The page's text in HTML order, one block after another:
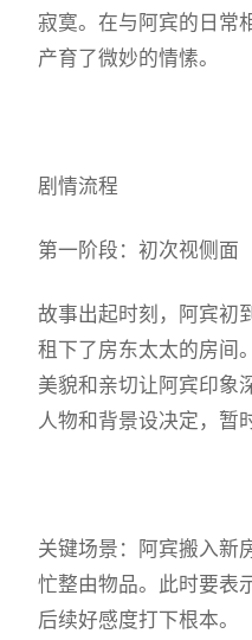
寂寞。在与阿宾的日常
产育了微妙的情愫。
剧情流程
第一阶段：初次视侧面
故事出起时刻，阿宾初
租下了房东太太的房间
美貌和亲切让阿宾印象
人物和背景设决定，暂
关键场景：阿宾搬入新
忙整由物品。此时要表
后续好感度打下根本。